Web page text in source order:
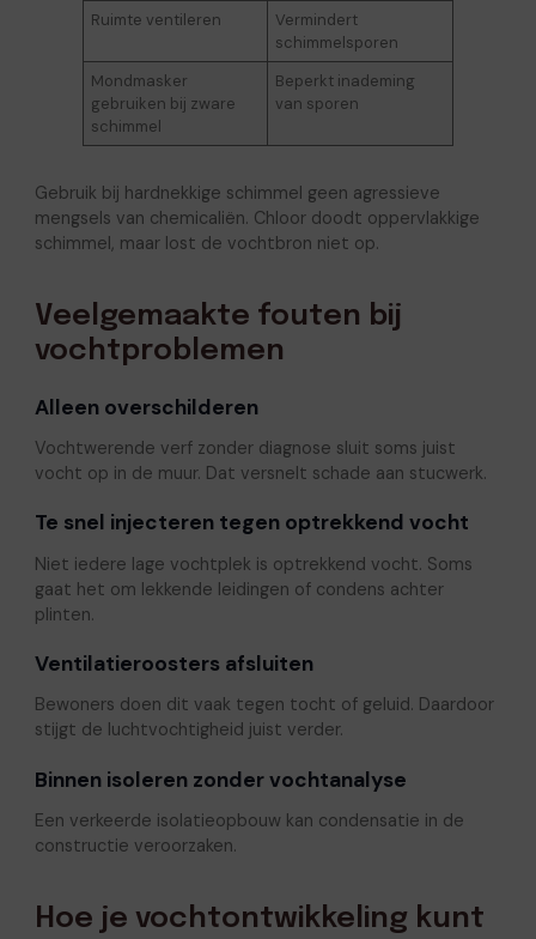
Ruimte ventileren
Vermindert
schimmelsporen
Mondmasker
gebruiken bij zware
schimmel
Beperkt inademing
van sporen
Gebruik bij hardnekkige schimmel geen agressieve
mengsels van chemicaliën. Chloor doodt oppervlakkige
schimmel, maar lost de vochtbron niet op.
Veelgemaakte fouten bij
vochtproblemen
Alleen overschilderen
Vochtwerende verf zonder diagnose sluit soms juist
vocht op in de muur. Dat versnelt schade aan stucwerk.
Te snel injecteren tegen optrekkend vocht
Niet iedere lage vochtplek is optrekkend vocht. Soms
gaat het om lekkende leidingen of condens achter
plinten.
Ventilatieroosters afsluiten
Bewoners doen dit vaak tegen tocht of geluid. Daardoor
stijgt de luchtvochtigheid juist verder.
Binnen isoleren zonder vochtanalyse
Een verkeerde isolatieopbouw kan condensatie in de
constructie veroorzaken.
Hoe je vochtontwikkeling kunt